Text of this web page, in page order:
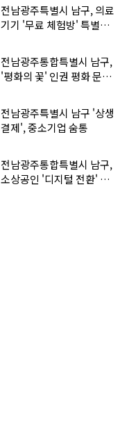
전남광주특별시 남구, 의료
기기 '무료 체험방' 특별점
전남광주통합특별시 남구,
'평화의 꽃' 인권 평화 문화
전남광주특별시 남구 '상생
결제', 중소기업 숨통
전남광주통합특별시 남구,
소상공인 '디지털 전환' 지